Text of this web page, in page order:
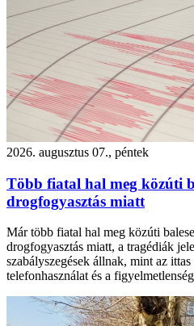
2026. augusztus 07., péntek
Több fiatal hal meg közúti
drogfogyasztás miatt
Már több fiatal hal meg közúti
drogfogyasztás miatt, a tragédiák
szabályszegések állnak, mint az
telefonhasználat és a